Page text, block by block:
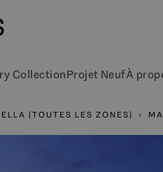
CollectionProjet NeufÀ
(TOUTES LES ZONES)